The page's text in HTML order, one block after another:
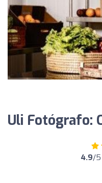
Uli Fotógrafo:
4.9/5